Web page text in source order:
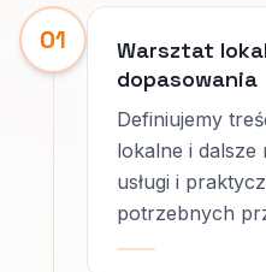
01
Warsztat
dopasowania
Definiujemy
lokalne i dalsze
usługi i
potrzebnych